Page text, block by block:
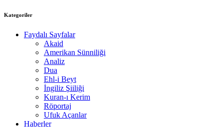
Kategoriler
Faydalı Sayfalar
Akaid
Amerikan Sünniliği
Analiz
Dua
Ehl-i Beyt
İngiliz Şiiliği
Kuran-ı Kerim
Röportaj
Ufuk Açanlar
Haberler